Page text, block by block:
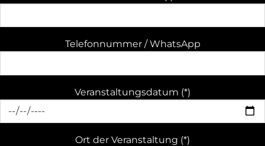
Telefonnummer / WhatsApp
Veranstaltungsdatum (*)
Ort der Veranstaltung (*)